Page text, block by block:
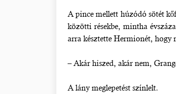
A pince mellett húzódó sötét
közötti résekbe, mintha
arra késztette Hermionét, hogy
– Akár hiszed, akár nem,
A lány meglepetést színlelt.